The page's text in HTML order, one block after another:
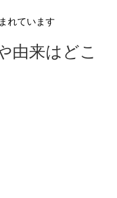
れています
由来はどこ